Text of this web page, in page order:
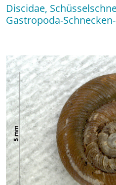
Discidae,
Gastropoda-